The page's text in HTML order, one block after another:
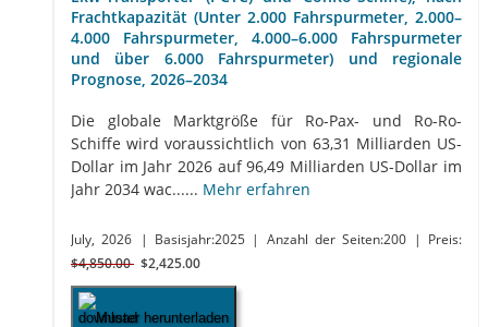
Frachtkapazität (Unter 2.000 Fahrspurmeter, 2.000–
4.000 Fahrspurmeter, 4.000–6.000 Fahrspurmeter
und über 6.000 Fahrspurmeter) und regionale
Prognose, 2026–2034
Die globale Marktgröße für Ro-Pax- und Ro-Ro-
Schiffe wird voraussichtlich von 63,31 Milliarden US-
Dollar im Jahr 2026 auf 96,49 Milliarden US-Dollar im
Jahr 2034 wac...... Mehr erfahren
July, 2026 | Basisjahr:2025 | Anzahl der Seiten:200
| Preis:
$4,850.00 $2,425.00
Muster herunterladen